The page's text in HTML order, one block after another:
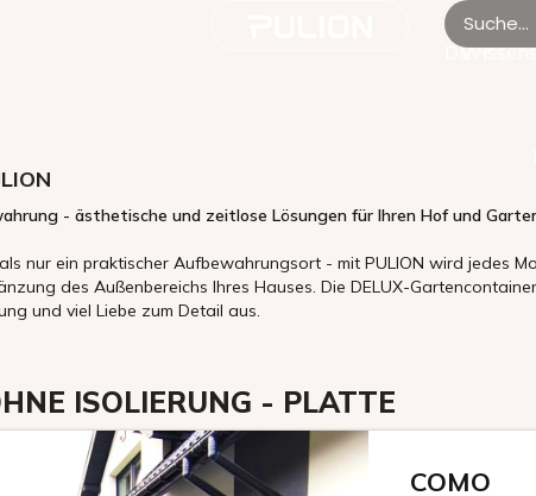
DE
- ästhetische und zeitlose Lösungen für Ihren Hof und
nur ein praktischer Aufbewahrungsort - mit PULION wird jedes
des Außenbereichs Ihres Hauses. Die DELUX-
und viel Liebe zum Detail aus.
ISOLIERUNG - PLATTE
COMO